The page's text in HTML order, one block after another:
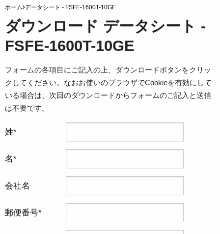
ホーム データシート - FSFE-1600T-10GE
ダウンロード データシート -
FSFE-1600T-10GE
フォームの各項目にご記入の上、ダウンロードボタンをクリッ
クしてください。なおお使いのブラウザでCookieを有効にして
いる場合は、次回のダウンロードからフォームのご記入と送信
は不要です。
姓
名
会社名
郵便番号